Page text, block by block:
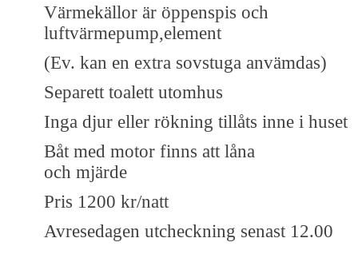
Värmekällor är öppenspis och
luftvärmepump,element
(Ev. kan en extra sovstuga anvämdas)
Separett toalett utomhus
Inga djur eller rökning tillåts inne i huset
Båt med motor finns att låna
och mjärde
Pris 1200 kr/natt
Avresedagen utcheckning senast 12.00